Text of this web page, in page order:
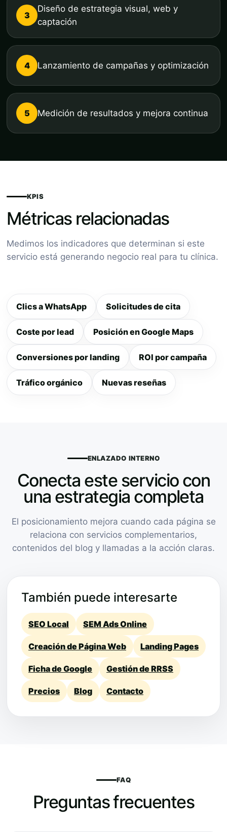
3
Diseño de estrategia visual, web y
captación
4 Lanzamiento de campañas y optimización
5 Medición de resultados y mejora continua
KPIS
Métricas relacionadas
Medimos los indicadores que determinan si este
servicio está generando negocio real para tu clínica.
Clics a WhatsApp Solicitudes de cita
Coste por lead Posición en Google Maps
Conversiones por landing ROI por campaña
Tráfico orgánico Nuevas reseñas
ENLAZADO INTERNO
Conecta este servicio con
una estrategia completa
El posicionamiento mejora cuando cada página se
relaciona con servicios complementarios,
contenidos del blog y llamadas a la acción claras.
También puede interesarte
SEO Local SEM Ads Online
Creación de Página Web Landing Pages
Ficha de Google Gestión de RRSS
Precios Blog Contacto
FAQ
Preguntas frecuentes